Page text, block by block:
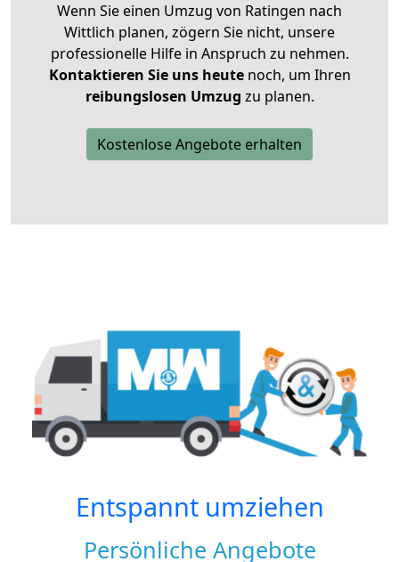
Wenn Sie einen Umzug von Ratingen nach
Wittlich planen, zögern Sie nicht, unsere
professionelle Hilfe in Anspruch zu nehmen.
Kontaktieren Sie uns heutenoch, um Ihren
reibungslosen Umzug zu planen.
Kostenlose Angebote erhalten
Entspannt umziehen
Persönliche Angebote